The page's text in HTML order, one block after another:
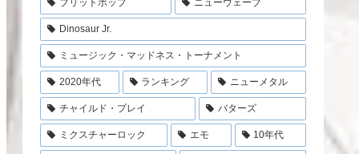
Dinosaur Jr.
ミュージック・マッドネス・トーナメント
2020年代 ランキング ニューメタル
チャイルド・プレイ バターズ
ミクスチャーロック エモ 10年代